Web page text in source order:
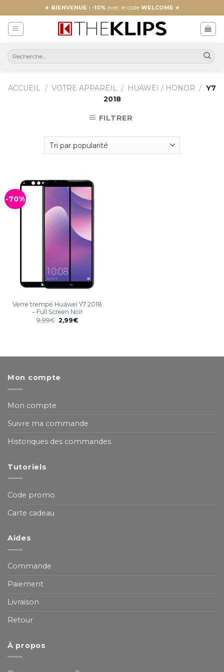
to
content
★ BIENVENUE : -10% avec le code WELCOME ★
ACCUEIL / VOTRE APPAREIL / HUAWEI / HONOR / Y7
2018
FILTRER
-70%
Verre trempé Huawei Y7 2018
– Full Screen Noir
9,99€ 2,99€
Mon compte
Mon compte
Suivre ma commande
Historiques des commandes
Tutoriels
Code promo
Carte cadeau
Aides
Commande
Paiement
Livraison
Retour
À propos